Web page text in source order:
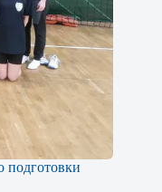
подготовки